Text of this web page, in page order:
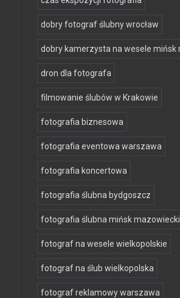
dobry fotograf ślubny wrocław
dobry kamerzysta na wesele mińsk
dron dla fotografa
filmowanie ślubów w Krakowie
fotografia biznesowa
fotografia eventowa warszawa
fotografia koncertowa
fotografia ślubna bydgoszcz
fotografia ślubna mińsk mazowiecki
fotograf na wesele wielkopolskie
fotograf na ślub wielkopolska
fotograf reklamowy warszawa